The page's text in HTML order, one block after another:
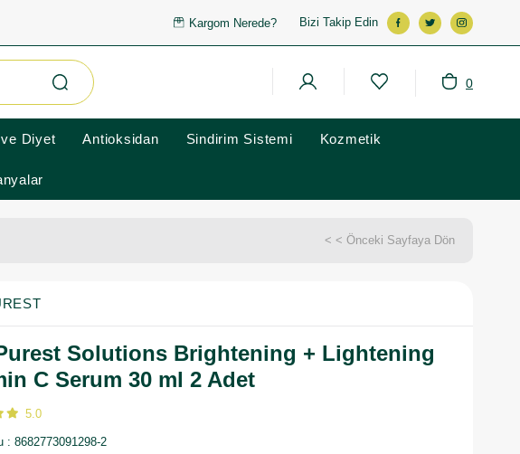
Kargom Nerede? Bizi Takip Edin
0
Diyet Antioksidan Sindirim Sistemi Kozmetik
< < Önceki Sayfaya Dön
Solutions Brightening + Lightening
C Serum 30 ml 2 Adet
5.0
8682773091298-2